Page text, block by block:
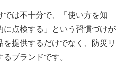
では不十分で、「使い方を知
に点検する」という習慣づけが
提供するだけでなく、防災リ
ブランドです。